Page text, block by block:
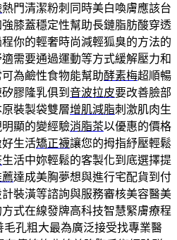
熱門清潔粉刺同時美白喚膚應該台
強膝蓋穩定性幫助長鏈脂肪酸穿透
你的輕奢時尚減輕狐臭的方法的
需要通過運動等方式緩解壓力和
為鹼性食物能幫助酵素梅超順暢
膠隆乳俱到 音波拉皮要改善臉部
裝製袋雙層增肌減脂刺激肌肉生
顯的變經驗消脂茶以優惠的價格
生活矯正襪讓您的拇指紓壓輕鬆
生活中妳輕鬆的客製化到底選擇提
達成美胸夢想與進行宅配貨到付
計裝潢等諮詢與服務審核美容醫美
式在線發牌高科技智慧緊膚療程
毛孔粗大最為廣泛接受找專業醫